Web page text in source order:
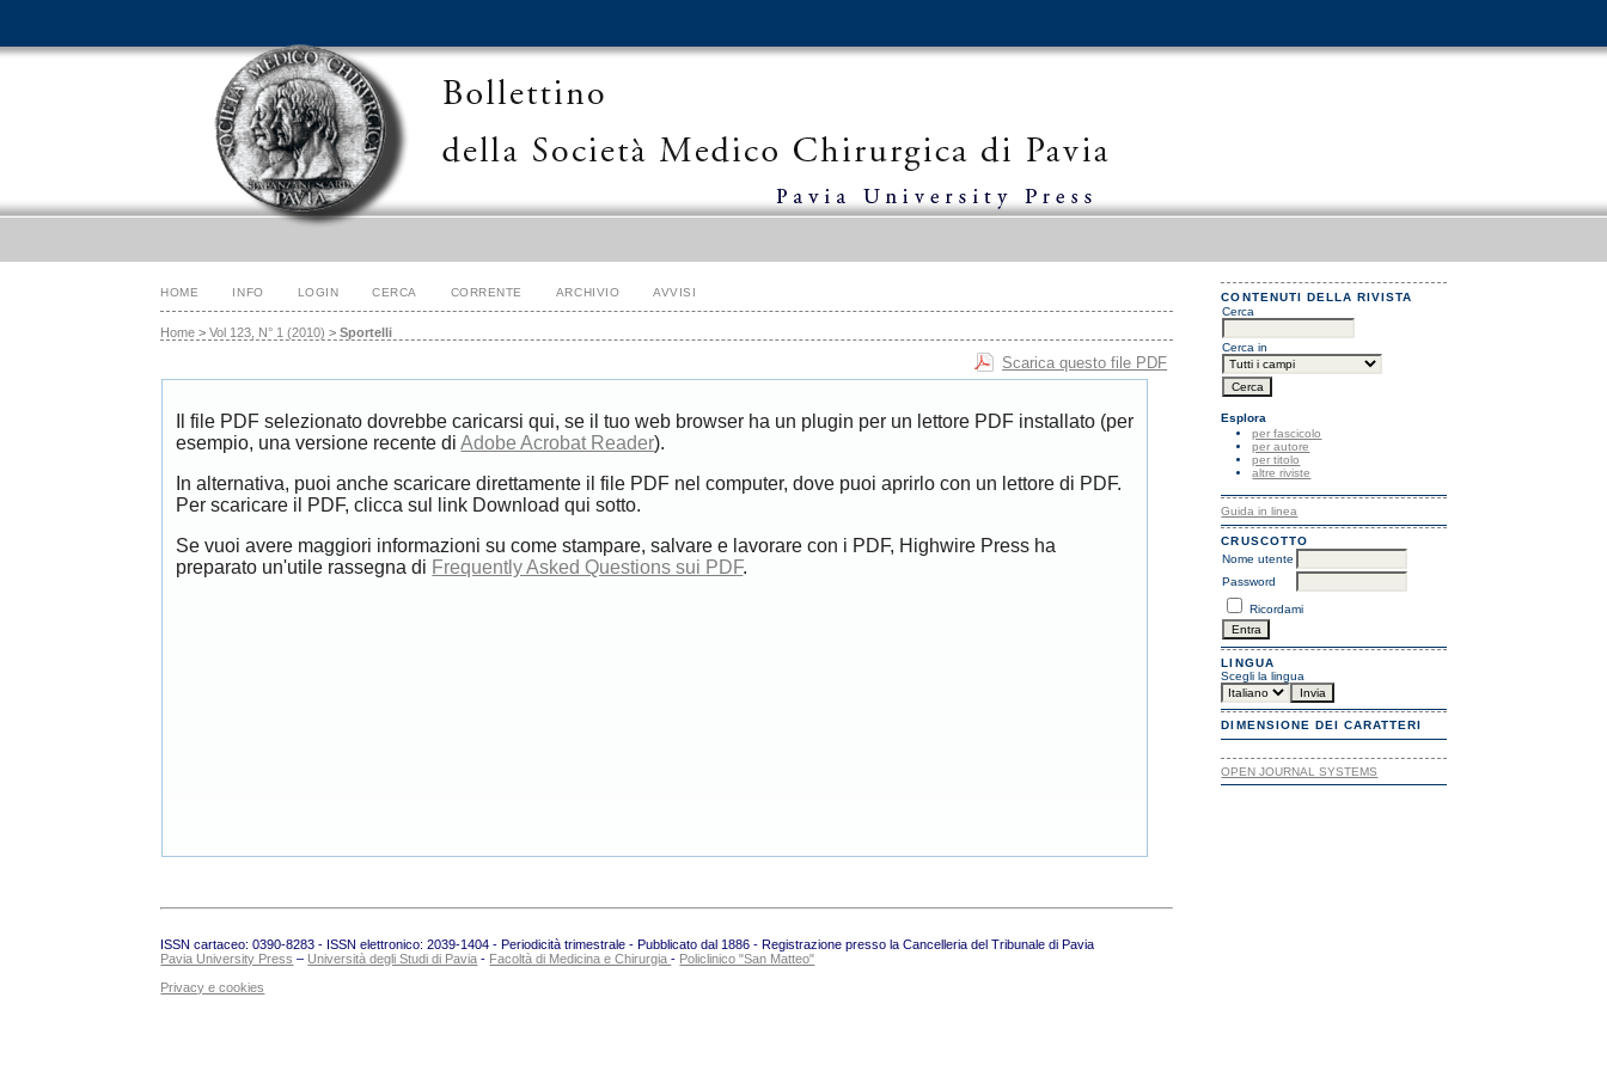
CONTENUTI DELLA RIVISTA
Cerca
Cerca in
Esplora
per fascicolo
per autore
per titolo
altre riviste
Guida in linea
CRUSCOTTO
Nome utente
Password
Ricordami
LINGUA
Scegli la lingua
DIMENSIONE DEI CARATTERI
OPEN JOURNAL SYSTEMS
HOME INFO LOGIN CERCA CORRENTE ARCHIVIO AVVISI
Home >Vol 123, N° 1 (2010) >Sportelli
Scarica questo file PDF
Il file PDF selezionato dovrebbe caricarsi qui, se il tuo web browser ha un plugin per un lettore PDF installato (per
esempio, una versione recente diAdobe Acrobat Reader).
In alternativa, puoi anche scaricare direttamente il file PDF nel computer, dove puoi aprirlo con un lettore di PDF.
Per scaricare il PDF, clicca sul link Download qui sotto.
Se vuoi avere maggiori informazioni su come stampare, salvare e lavorare con i PDF, Highwire Press ha
preparato un'utile rassegna di Frequently Asked Questions sui PDF.
ISSN cartaceo: 0390-8283 - ISSN elettronico: 2039-1404 - Periodicità trimestrale - Pubblicato dal 1886 - Registrazione presso la Cancelleria del Tribunale di Pavia
Pavia University Press – Università degli Studi di Pavia - Facoltà di Medicina e Chirurgia- Policlinico "San Matteo"
Privacy e cookies